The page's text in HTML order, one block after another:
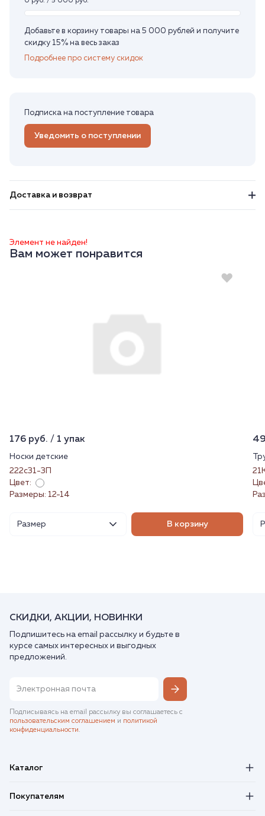
Добавьте в корзину товары на 5 000 рублей и получите
скидку 15% на весь заказ
Подробнее про систему скидок
Подписка на поступление товара
Уведомить о поступлении
Доставка и возврат
Элемент не найден!
Вам может понравится
176 руб. / 1 упак
Носки детские
222с31-3П
Цвет:
Размеры: 12-14
Размер В корзину
СКИДКИ, АКЦИИ, НОВИНКИ
Подпишитесь на email рассылку и будьте в
курсе самых интересных и выгодных
предложений.
Подписываясь на email рассылку вы соглашаетесь с
пользовательским соглашением и политикой
конфиденциальности.
Каталог
Покупателям